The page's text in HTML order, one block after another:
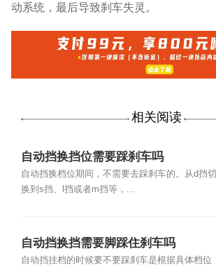
动系统，最后导致刹车失灵。
相关阅读
自动挡换挡位需要踩刹车吗
自动挡换档位期间，不需要去踩刹车的。从d挡切
换到s挡、l挡或者m挡等，...
自动挡换挡需要脚踩住刹车吗
自动挡挂档的时候要不要踩刹车是根据具体档位